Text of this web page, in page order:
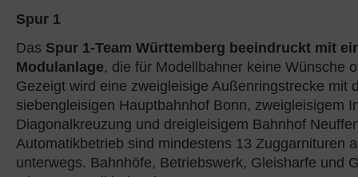
Spur 1
Das Spur 1-Team Württemberg beeindruckt mit
Modulanlage, die für Modellbahner keine Wünsche
Gezeigt wird eine zweigleisige Außenringstrecke mit
siebengleisigen Hauptbahnhof Bonn, zweigleisigem
Diagonalkreuzung und dreigleisigem Bahnhof
Automatikbetrieb sind mindestens 13 Zuggarnituren
unterwegs. Bahnhöfe, Betriebswerk, Gleisharfe und